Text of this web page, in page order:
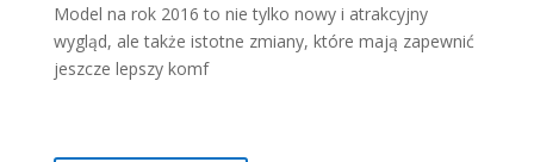
Model na rok 2016 to nie tylko nowy i atrakcyjny
wygląd, ale także istotne zmiany, które mają zapewnić
jeszcze lepszy komf